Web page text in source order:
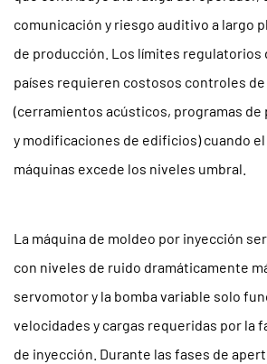
comunicación y riesgo auditivo a largo
de producción. Los límites regulatorios
países requieren costosos controles
(cerramientos acústicos, programas
y modificaciones de edificios) cuando
máquinas excede los niveles umbral.
La máquina de moldeo por inyección
con niveles de ruido dramáticamente
servomotor y la bomba variable solo
velocidades y cargas requeridas por la
de inyección. Durante las fases de